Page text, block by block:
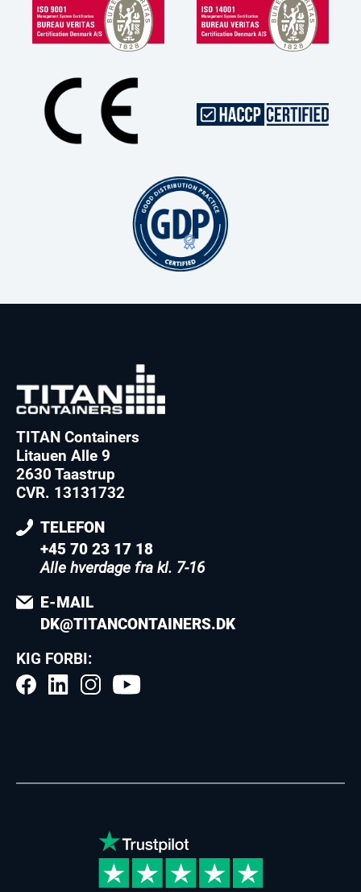
TITAN Containers
Litauen Alle 9
2630 Taastrup
CVR. 13131732
TELEFON
+45 70 23 17 18
Alle hverdage fra kl. 7-16
E-MAIL
DK@TITANCONTAINERS.DK
KIG FORBI: